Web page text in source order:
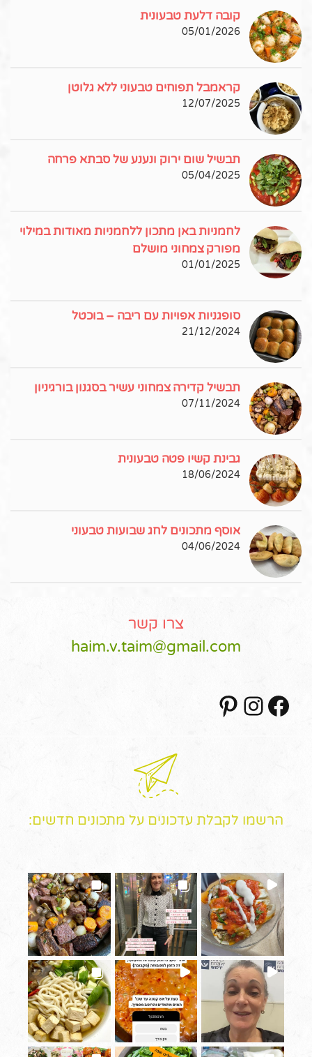
קובה דלעת טבעונית
05/01/2026
קראמבל תפוחים טבעוני ללא גלוטן
12/07/2025
תבשיל שום ירוק ונענע של סבתא פרחה
05/04/2025
לחמניות באן מתכון ללחמניות מאודות במילוי
מפורק צמחוני מושלם
01/01/2025
סופגניות אפויות עם ריבה – בוכטל
21/12/2024
תבשיל קדירה צמחוני עשיר בסגנון בורגיניון
07/11/2024
גבינת קשיו פטה טבעונית
18/06/2024
אוסף מתכונים לחג שבועות טבעוני
04/06/2024
צרו קשר
haim.v.taim@gmail.com
Facebook
Instagram
הרשמו לקבלת עדכונים על מתכונים חדשים: